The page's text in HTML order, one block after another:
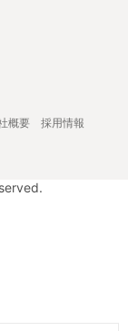
概要
採用情報